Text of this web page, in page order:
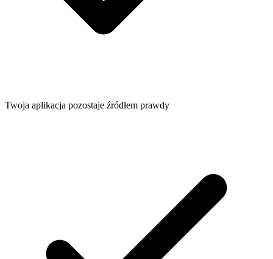
Twoja aplikacja pozostaje źródłem prawdy